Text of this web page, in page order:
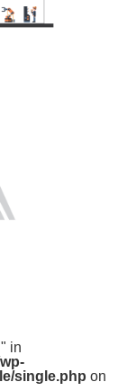
in
single.php on